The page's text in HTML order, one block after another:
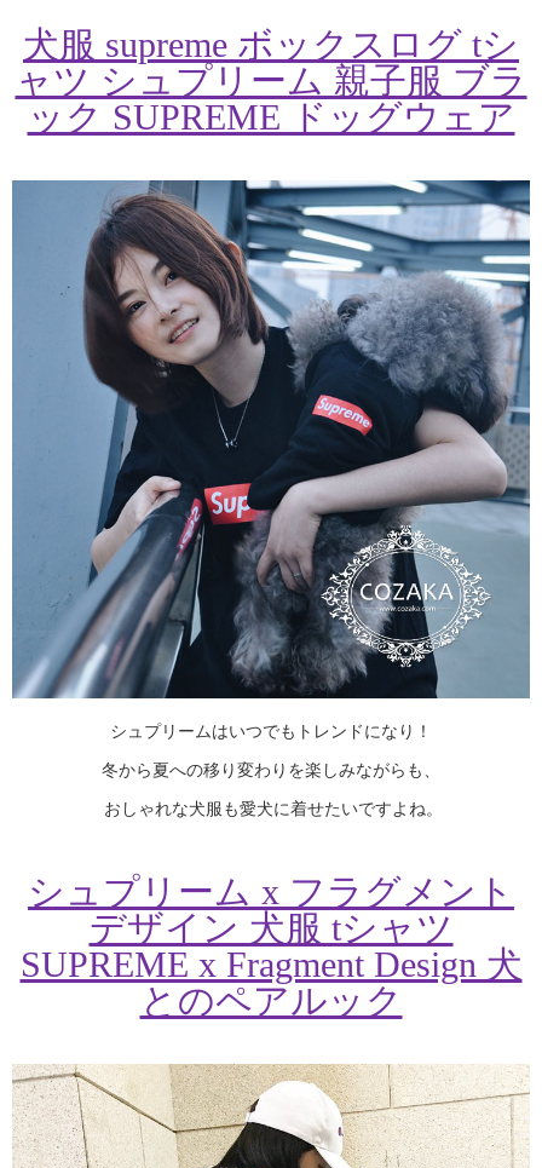
犬服 supreme ボックスログ tシ
ャツ シュプリーム 親子服 ブラ
ック SUPREME ドッグウェア
シュプリームはいつでもトレンドになり！
冬から夏への移り変わりを楽しみながらも、
おしゃれな犬服も愛犬に着せたいですよね。
シュプリーム x フラグメント
デザイン 犬服 tシャツ
SUPREME x Fragment Design 犬
とのペアルック